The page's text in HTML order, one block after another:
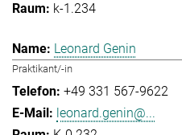
k-1.234
Leonard Genin
Praktikant/-in
+49 331 567-9622
leonard.genin@...